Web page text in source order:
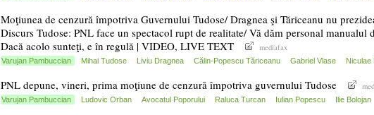
Moţiunea de cenzură împotriva Guvernului Tudose/ Dragnea şi Tăriceanu nu
Discurs Tudose: PNL face un spectacol rupt de realitate/ Vă dăm personal manualul
Dacă acolo sunteţi, e în regulă | VIDEO, LIVE TEXT
mediafax
Varujan Pambuccian Mihai Tudose Liviu Dragnea Călin-Popescu Tăriceanu Gabriel Vlase Niculae
PNL depune, vineri, prima moţiune de cenzură împotriva guvernului Tudose
Varujan Pambuccian Ludovic Orban Avocatul Poporului Raluca Turcan Iulian Popescu Ilie Bolojan